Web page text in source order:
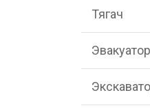
Тягач
Эвакуатор